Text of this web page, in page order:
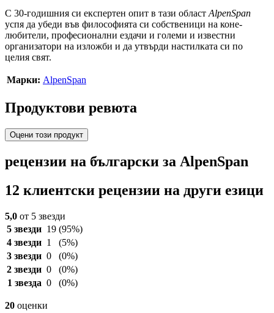
С 30-годишния си експертен опит в тази област AlpenSpan
успя да убеди във философията си собственици на коне-
любители, професионални ездачи и големи и известни
организатори на изложби и да утвърди настилката си по
целия свят.
Марки: AlpenSpan
Продуктови ревюта
Оцени този продукт
рецензии на български за AlpenSpan
12 клиентски рецензии на други езици
5,0 от 5 звезди
5 звезди 19 (95%)
4 звезди 1
(5%)
3 звезди 0
(0%)
2 звезди 0
(0%)
1 звезда 0 (0%)
20 оценки